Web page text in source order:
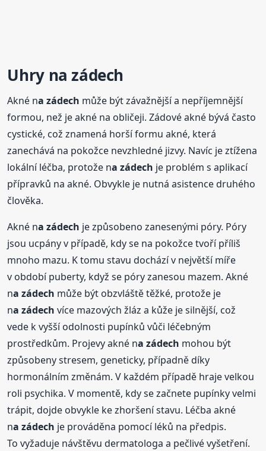
Uhry na zádech
Akné na zádech může být závažnější a nepříjemnější
formou, než je akné na obličeji. Zádové akné bývá často
cystické, což znamená horší formu akné, která
zanechává na pokožce nevzhledné jizvy. Navíc je ztížena
lokální léčba, protože na zádech je problém s aplikací
přípravků na akné. Obvykle je nutná asistence druhého
člověka.
Akné na zádech je způsobeno zanesenými póry. Póry
jsou ucpány v případě, kdy se na pokožce tvoří příliš
mnoho mazu. K tomu stavu dochází v největší míře
v období puberty, když se póry zanesou mazem. Akné
na zádech může být obzvláště těžké, protože je
na zádech více mazových žláz a kůže je silnější, což
vede k vyšší odolnosti pupínků vůči léčebným
prostředkům. Projevy akné na zádech mohou být
způsobeny stresem, geneticky, případně díky
hormonálním změnám. V každém případě hraje velkou
roli psychika. V momentě, kdy se začnete pupínky velmi
trápit, dojde obvykle ke zhoršení stavu. Léčba akné
na zádech je prováděna pomocí léků na předpis.
To vyžaduje návštěvu dermatologa a pečlivé vyšetření.